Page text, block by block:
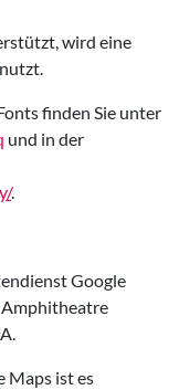
wird eine
finden Sie unter
und in der
.
Google
Amphitheatre
Maps ist es